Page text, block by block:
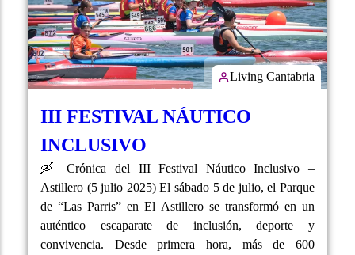
Living Cantabria
III FESTIVAL NÁUTICO
INCLUSIVO
🛶 Crónica del III Festival Náutico Inclusivo –
Astillero (5 julio 2025) El sábado 5 de julio, el Parque
de “Las Parris” en El Astillero se transformó en un
auténtico escaparate de inclusión, deporte y
convivencia. Desde primera hora, más de 600